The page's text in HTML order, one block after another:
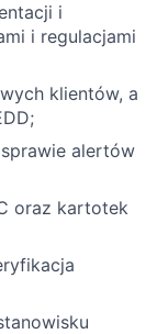
i
i regulacjami
klientów, a
alertów
oraz kartotek